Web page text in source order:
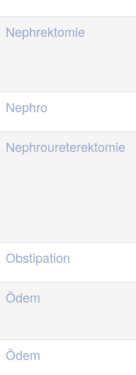
Nephrektomie
Nephro
Nephroureterektomie
Obstipation
Ödem
Ödem